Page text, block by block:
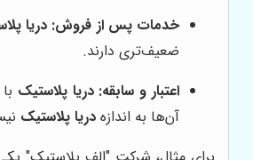
خدمات پس از فروش: دریا
ضعیف‌تری دارند.
اعتبار و سابقه: دریا پلاستیک
آن‌ها به اندازه دریا پلاستیک